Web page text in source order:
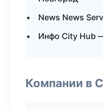
News News
Инфо City Hub
Компании в